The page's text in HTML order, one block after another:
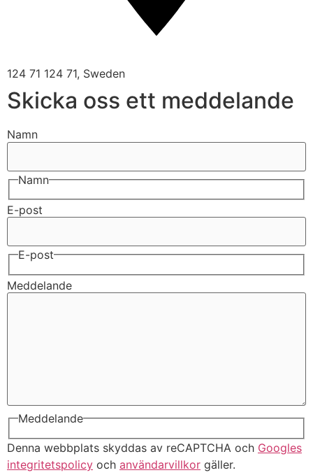
124 71 124 71, Sweden
Skicka oss ett meddelande
Namn
Namn
E-post
E-post
Meddelande
Meddelande
Denna webbplats skyddas av reCAPTCHA och Googles
integritetspolicy och användarvillkor gäller.